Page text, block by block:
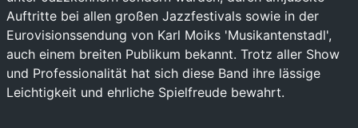
Auftritte bei allen großen Jazzfestivals sowie in der
Eurovisionssendung von Karl Moiks 'Musikantenstadl',
auch einem breiten Publikum bekannt. Trotz aller Show
und Professionalität hat sich diese Band ihre lässige
Leichtigkeit und ehrliche Spielfreude bewahrt.